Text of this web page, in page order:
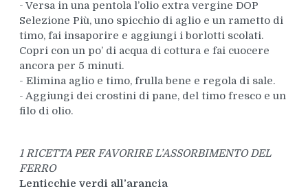
- Versa in una pentola l’olio extra vergine DOP
Selezione Più, uno spicchio di aglio e un rametto di
timo, fai insaporire e aggiungi i borlotti scolati.
Copri con un po’ di acqua di cottura e fai cuocere
ancora per 5 minuti.
- Elimina aglio e timo, frulla bene e regola di sale.
- Aggiungi dei crostini di pane, del timo fresco e un
filo di olio.
1 RICETTA PER FAVORIRE L’ASSORBIMENTO DEL
FERRO
Lenticchie verdi all’arancia